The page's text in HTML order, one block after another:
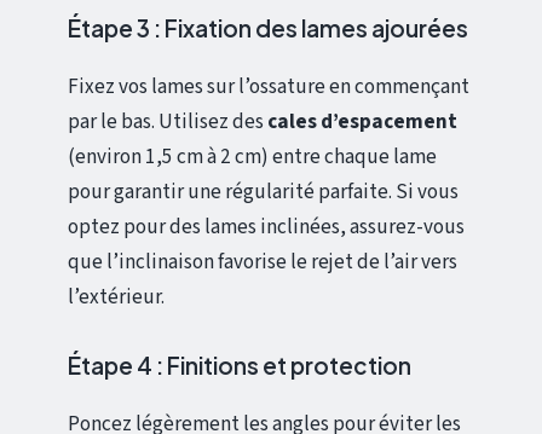
Étape 3 : Fixation des lames ajourées
Fixez vos lames sur l’ossature en commençant
par le bas. Utilisez des cales d’espacement
(environ 1,5 cm à 2 cm) entre chaque lame
pour garantir une régularité parfaite. Si vous
optez pour des lames inclinées, assurez-vous
que l’inclinaison favorise le rejet de l’air vers
l’extérieur.
Étape 4 : Finitions et protection
Poncez légèrement les angles pour éviter les